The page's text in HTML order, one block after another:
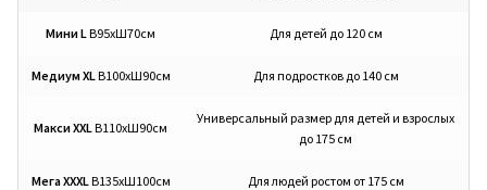
Мини L В95хШ70см Для детей до 120 см
Медиум XL В100хШ90см Для подростков до 140 см
Макси XXL В110хШ90см
Универсальный размер для детей и взрослых
до 175 см
Мега XXXL В135хШ100см Для людей ростом от 175 см